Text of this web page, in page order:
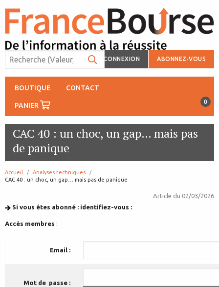
CONNEXION ABONNEZ-VOUS
BOUTIQUE CONTACT
PANIER 0
CAC 40 : un choc, un gap… mais pas
de panique
Accueil
Analyses techniques
page:
CAC 40 : un choc, un gap… mais pas de panique
Article du 02/03/2026
Si vous êtes abonné : identifiez-vous :
Accès membres :
Email :
Mot de passe :